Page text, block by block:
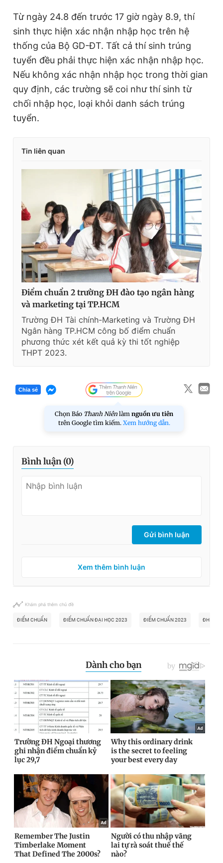
Từ ngày 24.8 đến trước 17 giờ ngày 8.9, thí
sinh thực hiện xác nhận nhập học trên hệ
thống của Bộ GD-ĐT. Tất cả thí sinh trúng
tuyển đều phải thực hiện xác nhận nhập học.
Nếu không xác nhận nhập học trong thời gian
quy định, các trường sẽ coi như thí sinh từ
chối nhập học, loại khỏi danh sách trúng
tuyển.
Tin liên quan
Điểm chuẩn 2 trường ĐH đào tạo ngân hàng
và marketing tại TP.HCM
Trường ĐH Tài chính-Marketing và Trường ĐH
Ngân hàng TP.HCM công bố điểm chuẩn
phương thức xét kết quả kỳ thi tốt nghiệp
THPT 2023.
Chia sẻ
Chọn Báo Thanh Niên làm nguồn ưu tiên
trên Google tìm kiếm. Xem hướng dẫn.
Bình luận (0)
Gửi bình luận
Xem thêm bình luận
Khám phá thêm chủ đề
ĐIỂM CHUẨN ĐIỂM CHUẨN ĐẠI HỌC 2023 ĐIỂM CHUẨN 2023 ĐH